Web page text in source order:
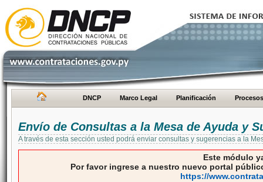
DNCP Marco Legal Planificación Procesos
Envío de Consultas a la Mesa de Ayuda y
A través de esta sección usted podrá enviar consultas y sugerencias a la
Este módulo
Por favor ingrese a nuestro nuevo portal
https://